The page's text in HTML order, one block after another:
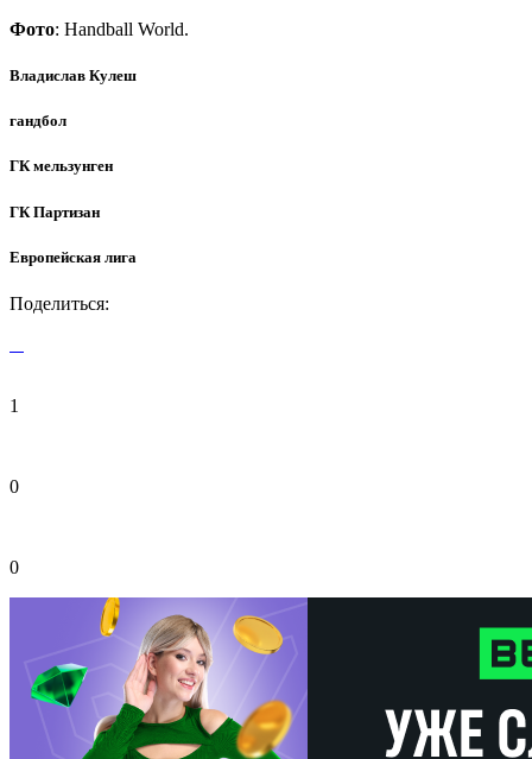
Фото: Handball World.
Владислав Кулеш
гандбол
ГК мельзунген
ГК Партизан
Европейская лига
Поделиться:
1
0
0